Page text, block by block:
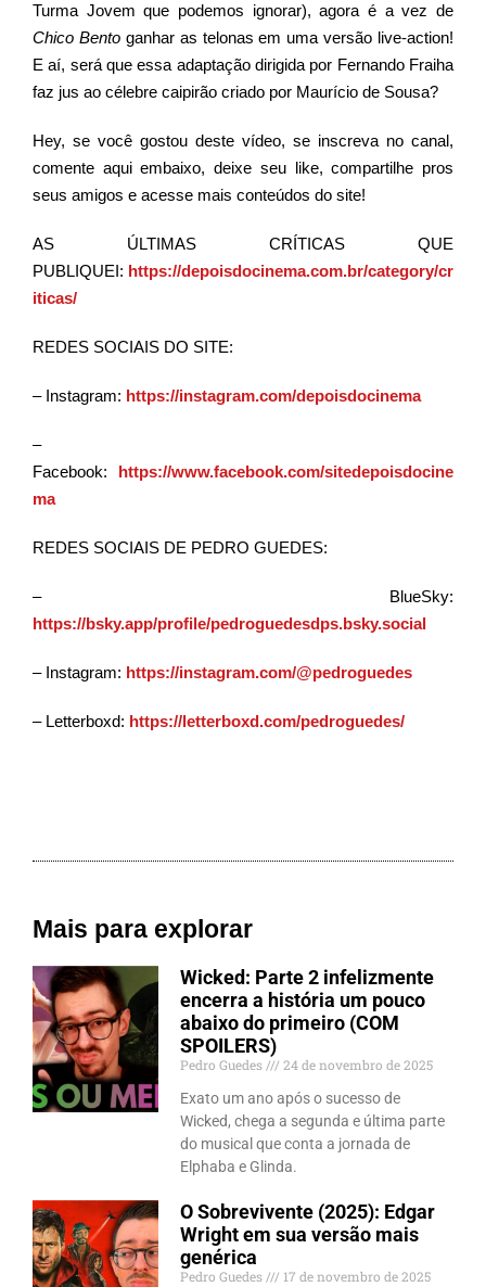
Turma Jovem que podemos ignorar), agora é a vez de
Chico Bentoganhar as telonas em uma versão live-action!
E aí, será que essa adaptação dirigida por Fernando Fraiha
faz jus ao célebre caipirão criado por Maurício de Sousa?
Hey, se você gostou deste vídeo, se inscreva no canal,
comente aqui embaixo, deixe seu like, compartilhe pros
seus amigos e acesse mais conteúdos do site!
AS ÚLTIMAS CRÍTICAS QUE
PUBLIQUEI: https://depoisdocinema.com.br/category/cr
iticas/
REDES SOCIAIS DO SITE:
– Instagram: https://instagram.com/depoisdocinema
–
Facebook: https://www.facebook.com/sitedepoisdocine
ma
REDES SOCIAIS DE PEDRO GUEDES:
– BlueSky:
https://bsky.app/profile/pedroguedesdps.bsky.social
– Instagram: https://instagram.com/@pedroguedes
– Letterboxd: https://letterboxd.com/pedroguedes/
Mais para explorar
Wicked: Parte 2 infelizmente
encerra a história um pouco
abaixo do primeiro (COM
SPOILERS)
Pedro Guedes
24 de novembro de 2025
Exato um ano após o sucesso de
Wicked, chega a segunda e última parte
do musical que conta a jornada de
Elphaba e Glinda.
O Sobrevivente (2025): Edgar
Wright em sua versão mais
genérica
Pedro Guedes
17 de novembro de 2025